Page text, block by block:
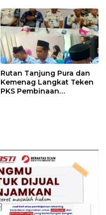
TENTANG SINDIKAT
PENIPU PENJUALAN EMAS
Rutan Tanjung Pura dan
Kemenag Langkat Teken
PKS Pembinaan